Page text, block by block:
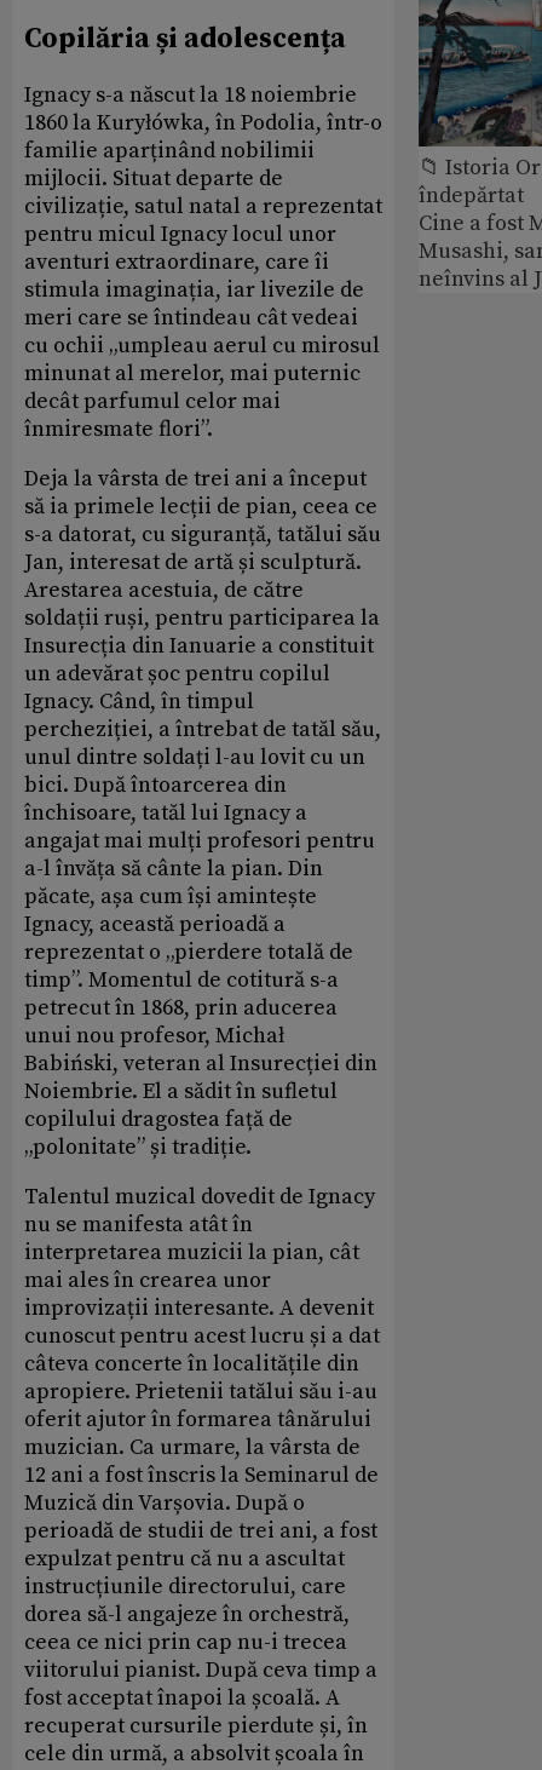
Copilăria și adolescența
Ignacy s-a născut la 18 noiembrie
1860 la Kuryłówka, în Podolia, într-o
familie aparținând nobilimii
mijlocii. Situat departe de
civilizație, satul natal a reprezentat
pentru micul Ignacy locul unor
aventuri extraordinare, care îi
stimula imaginația, iar livezile de
meri care se întindeau cât vedeai
cu ochii „umpleau aerul cu mirosul
minunat al merelor, mai puternic
decât parfumul celor mai
înmiresmate flori”.
Deja la vârsta de trei ani a început
să ia primele lecții de pian, ceea ce
s-a datorat, cu siguranță, tatălui său
Jan, interesat de artă și sculptură.
Arestarea acestuia, de către
soldații ruși, pentru participarea la
Insurecția din Ianuarie a constituit
un adevărat șoc pentru copilul
Ignacy. Când, în timpul
percheziției, a întrebat de tatăl său,
unul dintre soldați l-au lovit cu un
bici. După întoarcerea din
închisoare, tatăl lui Ignacy a
angajat mai mulți profesori pentru
a-l învăța să cânte la pian. Din
păcate, așa cum își amintește
Ignacy, această perioadă a
reprezentat o „pierdere totală de
timp”. Momentul de cotitură s-a
petrecut în 1868, prin aducerea
unui nou profesor, Michał
Babiński, veteran al Insurecției din
Noiembrie. El a sădit în sufletul
copilului dragostea față de
„polonitate” și tradiție.
Talentul muzical dovedit de Ignacy
nu se manifesta atât în
interpretarea muzicii la pian, cât
mai ales în crearea unor
improvizații interesante. A devenit
cunoscut pentru acest lucru și a dat
câteva concerte în localitățile din
apropiere. Prietenii tatălui său i-au
oferit ajutor în formarea tânărului
muzician. Ca urmare, la vârsta de
12 ani a fost înscris la Seminarul de
Muzică din Varșovia. După o
perioadă de studii de trei ani, a fost
expulzat pentru că nu a ascultat
instrucțiunile directorului, care
dorea să-l angajeze în orchestră,
ceea ce nici prin cap nu-i trecea
viitorului pianist. După ceva timp a
fost acceptat înapoi la școală. A
recuperat cursurile pierdute și, în
cele din urmă, a absolvit școala în
📁 Istoria
îndepărtat
Cine a fost
Musashi,
neînvins al